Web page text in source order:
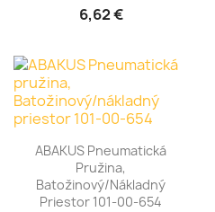
6,62 €
ABAKUS Pneumatická
Pružina,
Batožinový/nákladný
Priestor 101-00-654